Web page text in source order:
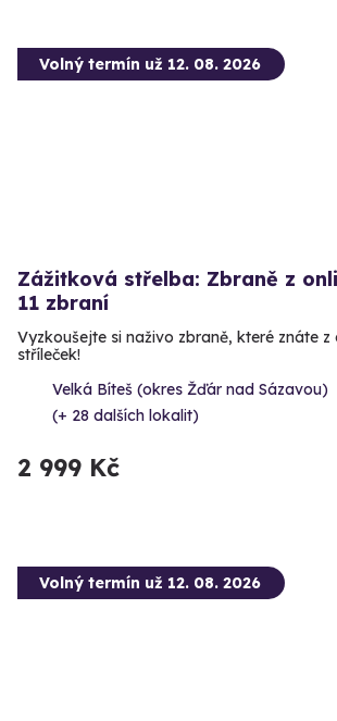
Volný termín už 12. 08. 2026
Zážitková střelba: Zbraně z
11 zbraní
Vyzkoušejte si naživo zbraně, které znáte z
stříleček!
Velká Bíteš (okres Žďár nad Sázavou)
(+ 28 dalších lokalit)
2 999 Kč
Volný termín už 12. 08. 2026